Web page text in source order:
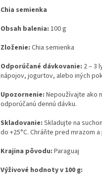
Chia semienka
Obsah balenia: 100 g
Zloženie: Chia semienka
Odporúčané dávkovanie: 2 – 3
nápojov, jogurtov, alebo iných
Upozornenie: Nepoužívajte ako
odporúčanú dennú dávku.
Skladovanie: Skladujte na
do +25°C. Chráňte pred mrazom
Krajina pôvodu: Paraguaj
Výživové hodnoty v 100 g: